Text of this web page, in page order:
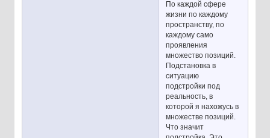
По каждой сфере
жизни по каждому
пространству, по
каждому само
проявления
множество позиций.
Подстановка в
ситуацию
подстройки под
реальность, в
которой я нахожусь в
множестве позиций.
Что значит